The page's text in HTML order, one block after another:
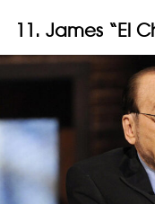
11. James “El